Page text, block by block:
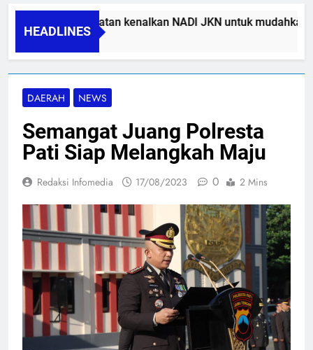
HEADLINES
BPJS Kesehatan kenalkan NADI JKN untuk mudahkan
05/08/2026
DAERAH NEWS
Semangat Juang Polresta
Pati Siap Melangkah Maju
Redaksi Infomedia 17/08/2023 0 2 Mins